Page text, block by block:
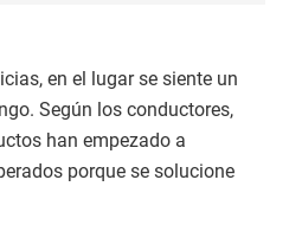
en el lugar se siente un
Según los conductores,
han empezado a
porque se solucione